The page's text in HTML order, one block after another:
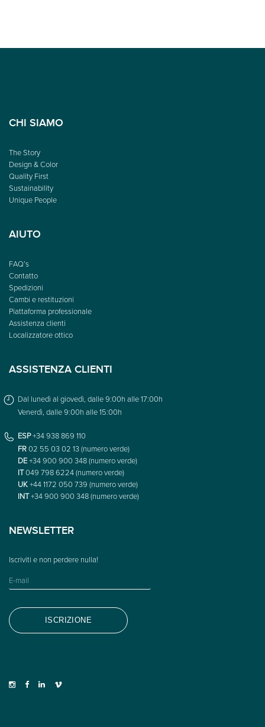
CHI SIAMO
The Story
Design & Color
Quality First
Sustainability
Unique People
AIUTO
FAQ’s
Contatto
Spedizioni
Cambi e restituzioni
Piattaforma professionale
Assistenza clienti
Localizzatore ottico
ASSISTENZA CLIENTI
Dal lunedì al giovedì, dalle 9:00h alle 17:00h
Venerdì, dalle 9:00h alle 15:00h
ESP+34 938 869 110
FR02 55 03 02 13 (numero verde)
DE+34 900 900 348 (numero verde)
IT049 798 6224 (numero verde)
UK+44 1172 050 739 (numero verde)
INT+34 900 900 348 (numero verde)
NEWSLETTER